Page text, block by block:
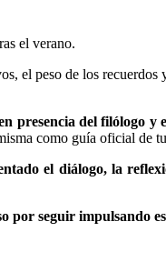
el verano.
el peso de los
presencia del filólogo
como guía oficial de
el diálogo, la
por seguir impulsando